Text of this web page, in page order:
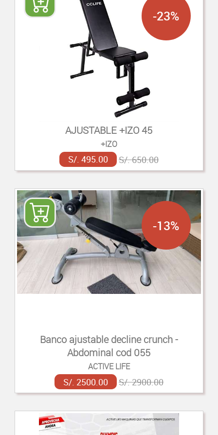
AJUSTABLE +IZO 45
+IZO
S/. 495.00 S/. 650.00
-23%
Banco ajustable decline crunch -
Abdominal cod 055
ACTIVE LIFE
S/. 2500.00 S/. 2900.00
-13%